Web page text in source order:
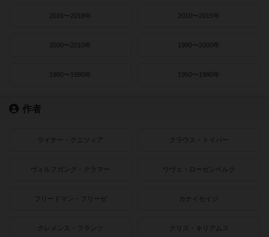
2016〜2018年 2010〜2015年
2000〜2010年 1990〜2000年
1980〜1990年 1950〜1980年
作者
ライナー・クニツィア クラウス・トイバー
ヴォルフガング・クラマー ウヴェ・ローゼンベルク
フリードマン・フリーゼ カナイセイジ
クレメンス・フランツ クリス・キリアムス